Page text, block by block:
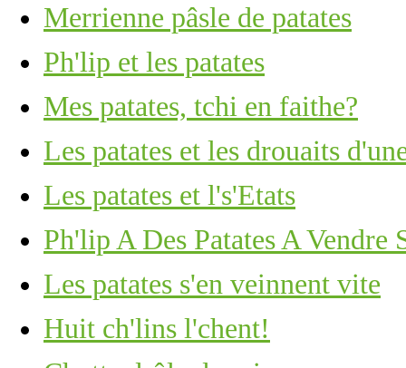
Merrienne pâsle de patates
Ph'lip et les patates
Mes patates, tchi en faithe?
Les patates et les drouaits
Les patates et l's'Etats
Ph'lip A Des Patates A Vendre
Les patates s'en veinnent vite
Huit ch'lins l'chent!